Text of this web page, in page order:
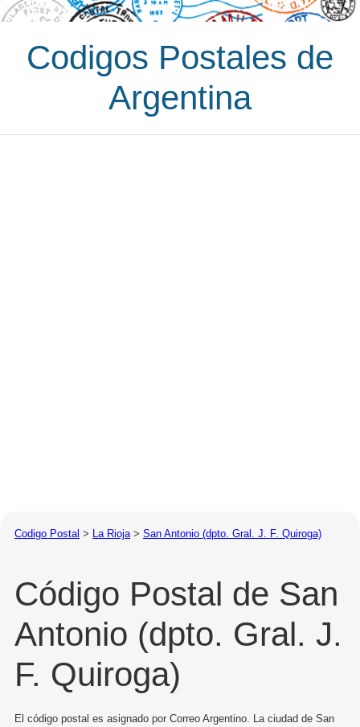
Codigos Postales de
Argentina
Codigo Postal > La Rioja > San Antonio (dpto. Gral. J. F. Quiroga)
Código Postal de San
Antonio (dpto. Gral. J.
F. Quiroga)
El código postal es asignado por Correo Argentino. La ciudad de San